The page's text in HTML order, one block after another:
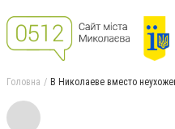
Головна В Николаеве вместо